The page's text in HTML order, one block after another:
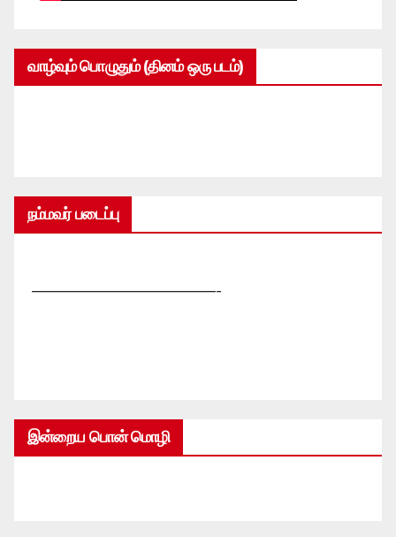
வாழ்வும் பொழுதும் (தினம் ஒரு படம்)
நம்மவர் படைப்பு
—————————————-
இன்றைய பொன் மொழி